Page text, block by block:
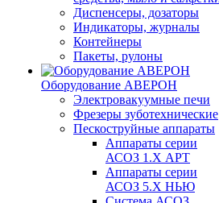
Диспенсеры, дозаторы
Индикаторы, журналы
Контейнеры
Пакеты, рулоны
Оборудование АВЕРОН
Электровакуумные печи
Фрезеры зуботехнические
Пескоструйные аппараты
Аппараты серии
АСОЗ 1.Х АРТ
Аппараты серии
АСОЗ 5.Х НЬЮ